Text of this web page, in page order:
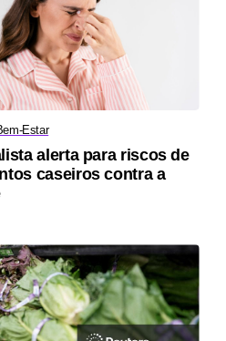
Estar
alerta para riscos de
caseiros contra a